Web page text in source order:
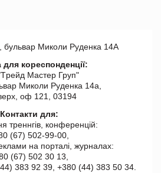
бульвар Миколи Руденка 14А
кореспонденції:
Мастер Груп"
Миколи Руденка 14а,
оф 121, 03194
Контакти для:
треннгів, конференцій:
(67) 502-99-00,
на порталі, журналах:
(67) 502 30 13,
383 92 39, +380 (44) 383 50 34.